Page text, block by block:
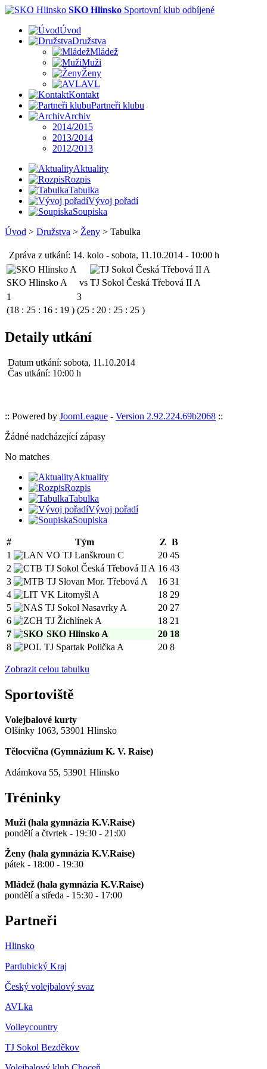
SKO Hlinsko Sportovní klub odbíjené
Úvod
Družstva
Mládež
Muži
Ženy
AVL
Kontakt
Partneři klubu
Archiv
2014/2015
2013/2014
2012/2013
Aktuality
Rozpis
Tabulka
Vývoj pořadí
Soupiska
Úvod > Družstva > Ženy > Tabulka
Zpráva z utkání: 14. kolo - sobota, 11.10.2014 - 10:00 h
SKO Hlinsko A vs TJ Sokol Česká Třebová II A
1
3
(18 : 25 : 16 : 19 ) (25 : 20 : 25 : 25 )
Detaily utkání
Datum utkání: sobota, 11.10.2014
Čas utkání: 10:00 h
:: Powered by JoomLeague - Version 2.92.224.69b2068 ::
Žádné nadcházející zápasy
No matches
Aktuality
Rozpis
Tabulka
Vývoj pořadí
Soupiska
# Tým Z B
1
VO TJ Lanškroun C 20 45
2
TJ Sokol Česká Třebová II A 16 43
3
TJ Slovan Mor. Třebová A 16 31
4
VK Litomyšl A 18 29
5
TJ Sokol Nasavrky A 20 27
6
TJ Žichlínek A 18 21
7
SKO Hlinsko A 20 18
8
TJ Spartak Polička A 20 8
Zobrazit celou tabulku
Sportoviště
Volejbalové kurty
Olšinky 1063, 53901 Hlinsko
Tělocvična (Gymnázium K. V. Raise)
Adámkova 55, 53901 Hlinsko
Tréninky
Muži (hala gymnázia K.V.Raise)
pondělí a čtvrtek - 19:30 - 21:00
Ženy (hala gymnázia K.V.Raise)
pátek - 18:00 - 19:30
Mládež (hala gymnázia K.V.Raise)
pondělí a středa - 15:30 - 17:00
Partneři
Hlinsko
Pardubický Kraj
Český volejbalový svaz
AVLka
Volleycountry
TJ Sokol Bezděkov